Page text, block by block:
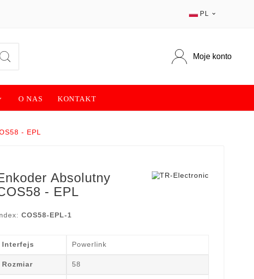
PL 
Moje konto
O NAS KONTAKT
- EPL
Absolutny
- EPL
COS58-EPL-1
Interfejs Powerlink
Rozmiar 58